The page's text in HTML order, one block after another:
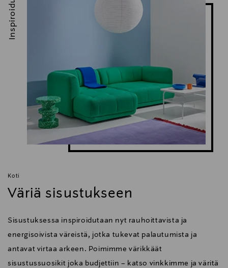
Koti
Väriä sisustukseen
Sisustuksessa inspiroidutaan nyt rauhoittavista ja
energisoivista väreistä, jotka tukevat palautumista ja
antavat virtaa arkeen. Poimimme värikkäät
sisustussuosikit joka budjettiin – katso vinkkimme ja väritä
Inspiroidu